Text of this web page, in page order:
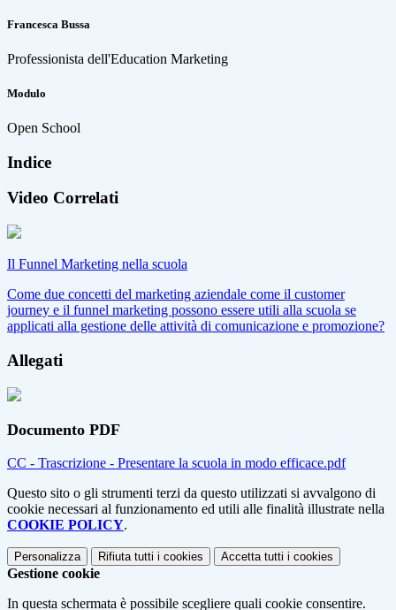
Francesca Bussa
Professionista dell'Education Marketing
Modulo
Open School
Indice
Video Correlati
Il Funnel Marketing nella scuola
Come due concetti del marketing aziendale come il customer
journey e il funnel marketing possono essere utili alla scuola se
applicati alla gestione delle attività di comunicazione e promozione?
Allegati
Documento PDF
CC - Trascrizione - Presentare la scuola in modo efficace.pdf
Questo sito o gli strumenti terzi da questo utilizzati si avvalgono di
cookie necessari al funzionamento ed utili alle finalità illustrate nella
COOKIE POLICY.
Personalizza Rifiuta tutti i cookies Accetta tutti i cookies
Gestione cookie
In questa schermata è possibile scegliere quali cookie consentire.